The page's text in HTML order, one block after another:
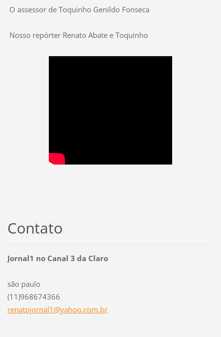
O assessor de Toquinho Genildo Fonseca
Nosso repórter Renato Abate e Toquinho
Contato
Jornal1 no Canal 3 da Claro
são paulo
(11)968674366
renatojornal1@yahoo.com.br